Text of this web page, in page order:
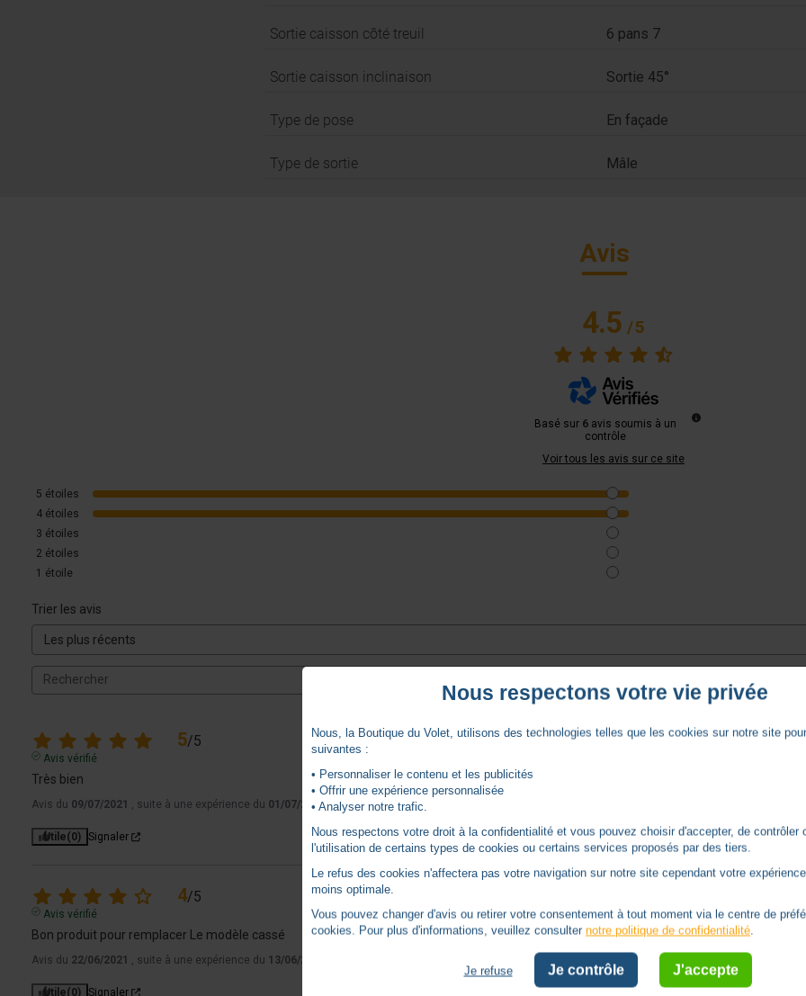
Sortie caisson côté treuil 6 pans 7
Sortie caisson inclinaison Sortie 45°
Type de pose En façade
Type de sortie Mâle
Avis
4.5/5
Basé sur 6 avis soumis à un
contrôle
Voir tous les avis sur ce site
5 étoiles
4 étoiles
3 étoiles
2 étoiles
1 étoile
Trier les avis
5/5
Avis vérifié
Très bien
Avis du 09/07/2021 , suite à une expérience du 01/07/2021 parA.A.
Utile(0) Signaler
4/5
Avis vérifié
Bon produit pour remplacer Le modèle cassé
Avis du 22/06/2021 , suite à une expérience du 13/06/2021
Utile(0) Signaler
Nous respectons votre vie privée
Nous, la Boutique du Volet, utilisons des technologies telles que les cookies sur notre site
suivantes :
• Personnaliser le contenu et les publicités
• Offrir une expérience personnalisée
• Analyser notre trafic.
Nous respectons votre droit à la confidentialité et vous pouvez choisir d'accepter, de contrôler
l'utilisation de certains types de cookies ou certains services proposés par des tiers.
Le refus des cookies n'affectera pas votre navigation sur notre site cependant votre
moins optimale.
Vous pouvez changer d'avis ou retirer votre consentement à tout moment via le centre de
cookies. Pour plus d'informations, veuillez consulternotre politique de confidentialité.
Je refuse Je contrôle J'accepte